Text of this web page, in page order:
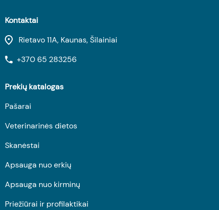
Kontaktai
Rietavo 11A, Kaunas, Šilainiai
+370 65 283256
Prekių katalogas
Pašarai
Veterinarinės dietos
Skanėstai
Apsauga nuo erkių
Apsauga nuo kirminų
Priežiūrai ir profilaktikai